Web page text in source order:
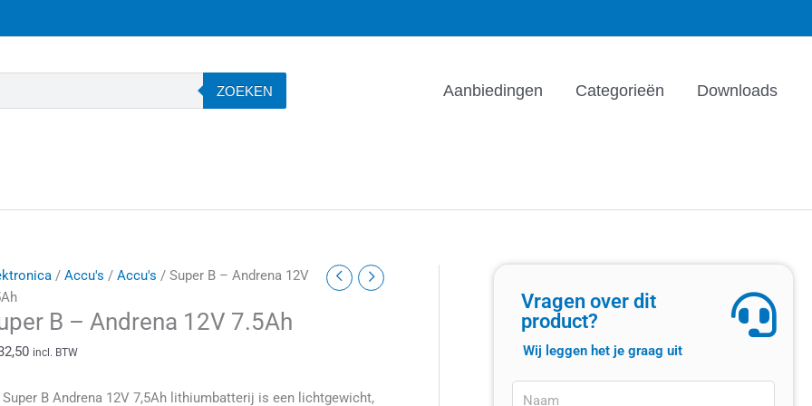
ZOEKEN Aanbiedingen Categorieën Downloads
/ Accu's / Accu's / Super B – Andrena 12V
B – Andrena 12V 7.5Ah
incl. BTW
Super B Andrena 12V 7,5Ah lithiumbatterij is een lichtgewicht,
Vragen over dit
product?
Wij leggen het je graag uit